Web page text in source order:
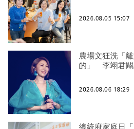
2026.08.05 15:07
農場文狂洗「
的」 李翊君闢
2026.08.06 18:29
總統府家庭日